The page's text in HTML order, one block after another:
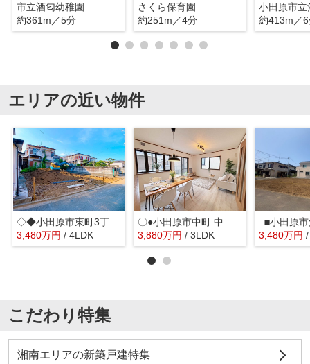
市立酒匂幼稚園
約361m／5分
さくら保育園
約251m／4分
小田原市立
約413m／
エリアの近い物件
◇◆小田原市東町3丁目 新築戸建◆◇
3,480万円 / 4LDK
3,880万円 / 3LDK 3,480万円
こだわり特集
湘南エリアの新築戸建特集